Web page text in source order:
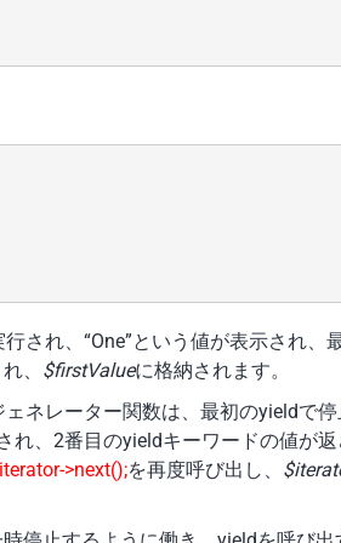
され、“One”という値が表示され、
、 $firstValueに格納されます。
ネレーター関数は、最初のyieldで
、2番目のyieldキーワードの値が返
>next();を再度呼び出し、